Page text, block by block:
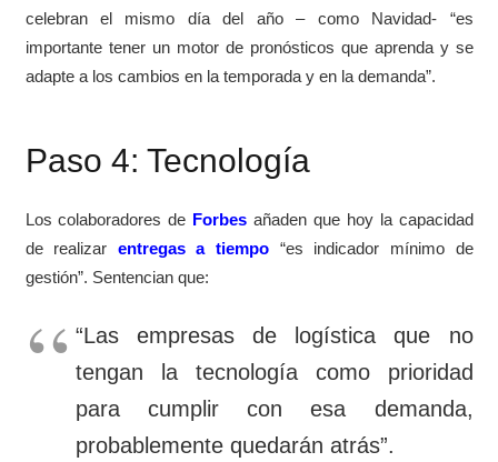
celebran el mismo día del año – como Navidad- “es
importante tener un motor de pronósticos que aprenda y se
adapte a los cambios en la temporada y en la demanda”.
Paso 4: Tecnología
Los colaboradores de Forbes añaden que hoy la capacidad
de realizar entregas a tiempo “es indicador mínimo de
gestión”. Sentencian que:
“Las empresas de logística que no
tengan la tecnología como prioridad
para cumplir con esa demanda,
probablemente quedarán atrás”.